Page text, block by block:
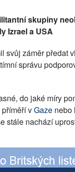
skupiny
Izrael a USA
svůj záměr předat
správu
do jaké míry
vGaze nebo
stále nachází